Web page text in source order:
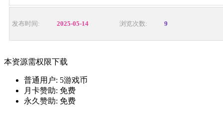
发布时间: 2025-05-14 浏览次数: 9
本资源需权限下载
普通用户: 5游戏币
月卡赞助: 免费
永久赞助: 免费